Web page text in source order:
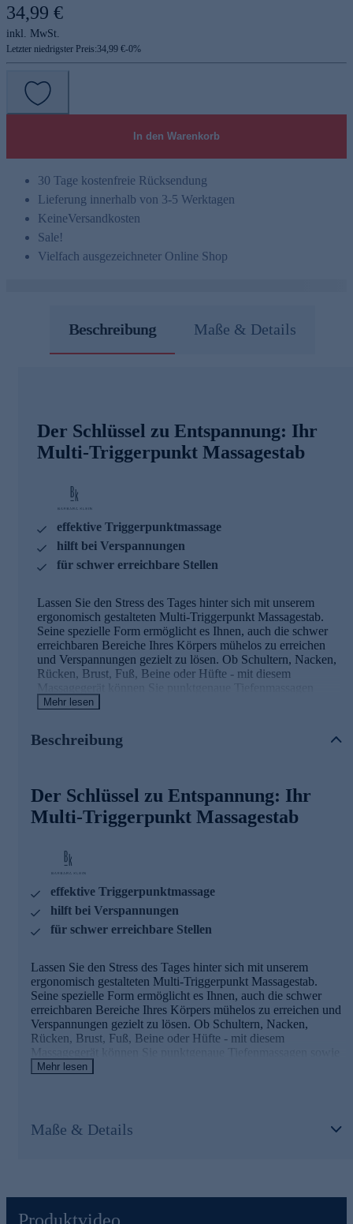
34,99 €
inkl. MwSt.
Letzter niedrigster Preis:34,99 €-0%
In den Warenkorb
30 Tage kostenfreie Rücksendung
Lieferung innerhalb von 3-5 Werktagen
KeineVersandkosten
Sale!
Vielfach ausgezeichneter Online Shop
Beschreibung Maße & Details
Der Schlüssel zu Entspannung: Ihr
Multi-Triggerpunkt Massagestab
effektive Triggerpunktmassage
hilft bei Verspannungen
für schwer erreichbare Stellen
Lassen Sie den Stress des Tages hinter sich mit unserem
ergonomisch gestalteten Multi-Triggerpunkt Massagestab.
Seine spezielle Form ermöglicht es Ihnen, auch die schwer
erreichbaren Bereiche Ihres Körpers mühelos zu erreichen
und Verspannungen gezielt zu lösen. Ob Schultern, Nacken,
Rücken, Brust, Fuß, Beine oder Hüfte - mit diesem
Massagegerät können Sie punktgenaue Tiefenmassagen
sowie wohltuende Streichmassagen durchführen. Die
vielseitiges Anwendungsspektrum.
Triggerpunktmassage?
Die Massage der Triggerpunkte ist ein Weg um
Druck gereizt, das hat als Resultat, dass die entsprechenden
Verspannungen in andere Zonen weitergeleitet werden.
entsprechende Triggerpunktmassage.
Die Massage der Triggerpunkte ist ein Weg um
Verspannungen zu lindern. Die Triggerpunkte werden unter
Verspannungen in andere Zonen weitergeleitet werden.
Streichungen und auch Dehnungen komplettieren die
entsprechende Triggerpunktmassage.
Gleich heute noch online bestellen: Erleben Sie, wie sich
Ihr Körper entspannt und revitalisiert.
Mehr lesen
Beschreibung
Der Schlüssel zu Entspannung: Ihr
Multi-Triggerpunkt Massagestab
effektive Triggerpunktmassage
hilft bei Verspannungen
für schwer erreichbare Stellen
Lassen Sie den Stress des Tages hinter sich mit unserem
ergonomisch gestalteten Multi-Triggerpunkt Massagestab.
Seine spezielle Form ermöglicht es Ihnen, auch die schwer
erreichbaren Bereiche Ihres Körpers mühelos zu erreichen und
Verspannungen gezielt zu lösen. Ob Schultern, Nacken,
Rücken, Brust, Fuß, Beine oder Hüfte - mit diesem
Massagegerät können Sie punktgenaue Tiefenmassagen sowie
wohltuende Streichmassagen durchführen. Die Intensität
hat als Resultat, dass die entsprechenden Verspannungen in
andere Zonen weitergeleitet werden. Streichungen und auch
Mehr lesen
Maße & Details
Produktvideo